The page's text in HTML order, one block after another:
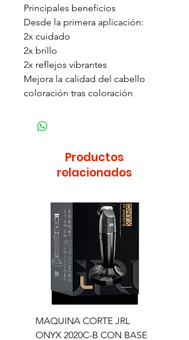
Principales beneficios
Desde la primera aplicación:
2x cuidado
2x brillo
2x reflejos vibrantes
Mejora la calidad del cabello
coloración tras coloración
Productos
relacionados
MAQUINA CORTE JRL
ONYX 2020C-B CON BASE